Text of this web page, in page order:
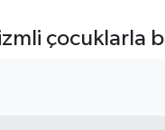
çocuklarla